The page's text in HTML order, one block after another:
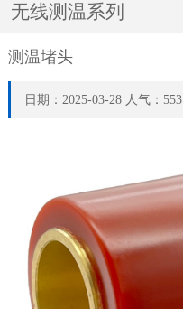
无线测温系列
测温堵头
日期：2025-03-28 人气：553